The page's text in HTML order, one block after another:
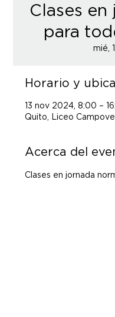
Clases en
para
mié,
Horario y
13 nov 2024, 8:00 –
Quito, Liceo
Acerca del
Clases en jornada